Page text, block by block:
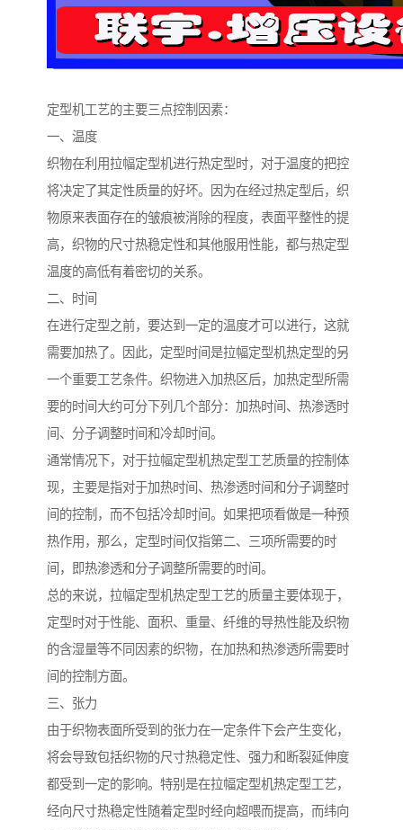
定型机工艺的主要三点控制因素：
一、温度
织物在利用拉幅定型机进行热定型时，对于温度的把控
将决定了其定性质量的好坏。因为在经过热定型后，织
物原来表面存在的皱痕被消除的程度，表面平整性的提
高，织物的尺寸热稳定性和其他服用性能，都与热定型
温度的高低有着密切的关系。
二、时间
在进行定型之前，要达到一定的温度才可以进行，这就
需要加热了。因此，定型时间是拉幅定型机热定型的另
一个重要工艺条件。织物进入加热区后，加热定型所需
要的时间大约可分下列几个部分：加热时间、热渗透时
间、分子调整时间和冷却时间。
通常情况下，对于拉幅定型机热定型工艺质量的控制体
现，主要是指对于加热时间、热渗透时间和分子调整时
间的控制，而不包括冷却时间。如果把项看做是一种预
热作用，那么，定型时间仅指第二、三项所需要的时
间，即热渗透和分子调整所需要的时间。
总的来说，拉幅定型机热定型工艺的质量主要体现于，
定型时对于性能、面积、重量、纤维的导热性能及织物
的含湿量等不同因素的织物，在加热和热渗透所需要时
间的控制方面。
三、张力
由于织物表面所受到的张力在一定条件下会产生变化，
将会导致包括织物的尺寸热稳定性、强力和断裂延伸度
都受到一定的影响。特别是在拉幅定型机热定型工艺，
经向尺寸热稳定性随着定型时经向超喂而提高，而纬向